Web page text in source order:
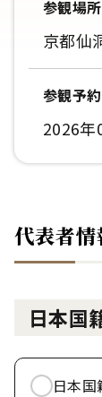
参観場所
京都仙
参観予
2026
代表者情
日本国
日本国